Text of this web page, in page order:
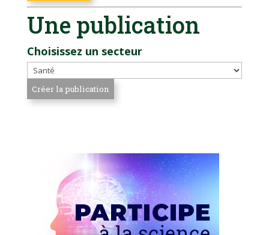
Une publication
Choisissez un secteur